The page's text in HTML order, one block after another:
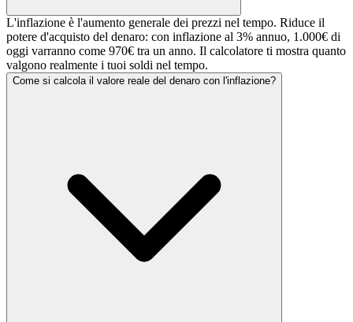
L'inflazione è l'aumento generale dei prezzi nel tempo. Riduce il
potere d'acquisto del denaro: con inflazione al 3% annuo, 1.000€ di
oggi varranno come 970€ tra un anno. Il calcolatore ti mostra quanto
valgono realmente i tuoi soldi nel tempo.
Come si calcola il valore reale del denaro con l'inflazione?